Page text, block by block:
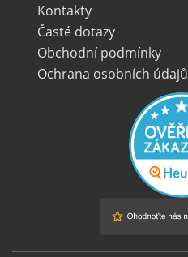
Kontakty
Časté dotazy
Obchodní podmínky
Ochrana osobních údajů